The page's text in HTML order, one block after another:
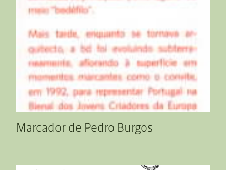
Marcador de Pedro Burgos